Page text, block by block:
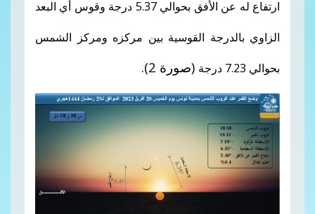
ارتفاع له عن الأفق بحوالي 5.37 درجة وقوس أي البعد
الزاوي بالدرجة القوسية بين مركزه ومركز الشمس
بحوالي 7.23 درجة
(صورة 2).